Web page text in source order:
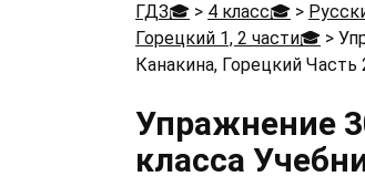
ГДЗ🎓 > 4 класс🎓 >
Горецкий 1, 2 части🎓 >
Канакина, Горецкий Часть
Упражнение
класса